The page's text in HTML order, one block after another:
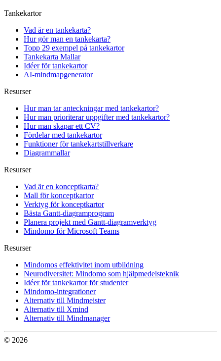
Tankekartor
Vad är en tankekarta?
Hur gör man en tankekarta?
Topp 29 exempel på tankekartor
Tankekarta Mallar
Idéer för tankekartor
AI-mindmapgenerator
Resurser
Hur man tar anteckningar med tankekartor?
Hur man prioriterar uppgifter med tankekartor?
Hur man skapar ett CV?
Fördelar med tankekartor
Funktioner för tankekartstillverkare
Diagrammallar
Resurser
Vad är en konceptkarta?
Mall för konceptkartor
Verktyg för konceptkartor
Bästa Gantt-diagramprogram
Planera projekt med Gantt-diagramverktyg
Mindomo för Microsoft Teams
Resurser
Mindomos effektivitet inom utbildning
Neurodiversitet: Mindomo som hjälpmedelsteknik
Idéer för tankekartor för studenter
Mindomo-integrationer
Alternativ till Mindmeister
Alternativ till Xmind
Alternativ till Mindmanager
© 2026